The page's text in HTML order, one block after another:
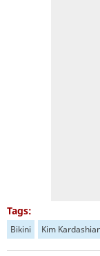
Tags:
Bikini Kim